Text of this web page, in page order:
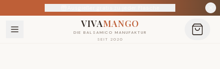
VIVAMANGO
DIE BALSAMICO MANUFAKTUR
SEIT 2020